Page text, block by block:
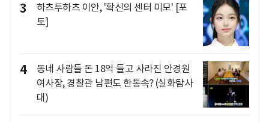
3
하츠투하츠 이안, '확신의 센터 미모' [포
토]
4
동네 사람들 돈 18억 들고 사라진 안경원
여사장, 경찰관 남편도 한통속? (실화탐사
대)